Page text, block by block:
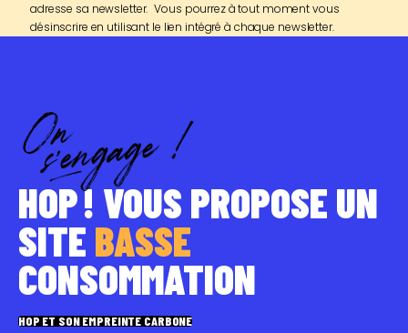
adresse sa newsletter. Vous pourrez à tout moment vous
désinscrire en utilisant le lien intégré à chaque newsletter.
HOP ! VOUS PROPOSE UN
SITE BASSE
CONSOMMATION
HOP ET SON EMPREINTE CARBONE